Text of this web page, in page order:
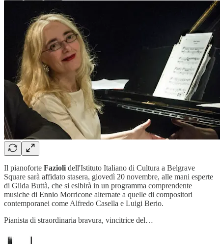
Il pianoforte Fazioli dell'Istituto Italiano di Cultura a Belgrave
Square sarà affidato stasera, giovedì 20 novembre, alle mani esperte
di Gilda Buttà, che si esibirà in un programma comprendente
musiche di Ennio Morricone alternate a quelle di compositori
contemporanei come Alfredo Casella e Luigi Berio.
Pianista di straordinaria bravura, vincitrice del…